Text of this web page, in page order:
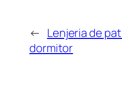
← Lenjeria de
dormitor